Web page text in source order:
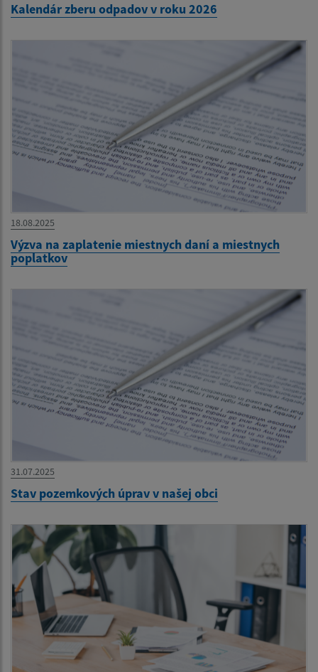
Kalendár zberu odpadov v roku 2026
18.08.2025
Výzva na zaplatenie miestnych daní a miestnych
poplatkov
31.07.2025
Stav pozemkových úprav v našej obci